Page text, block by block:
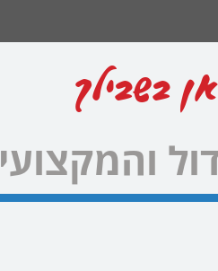
בשבילך
והמקצועי